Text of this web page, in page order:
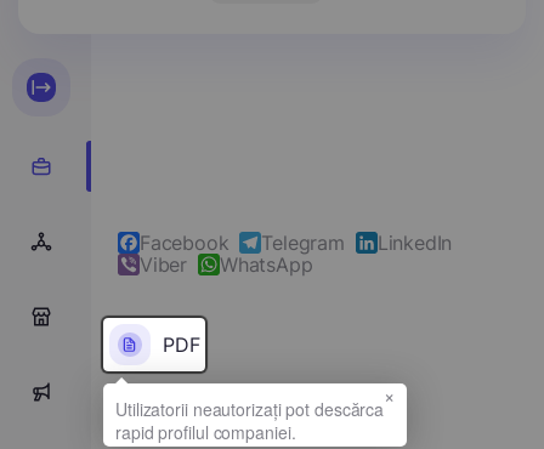
Facebook Telegram
LinkedIn
Viber
WhatsApp
PDF
Denumirea completă
×